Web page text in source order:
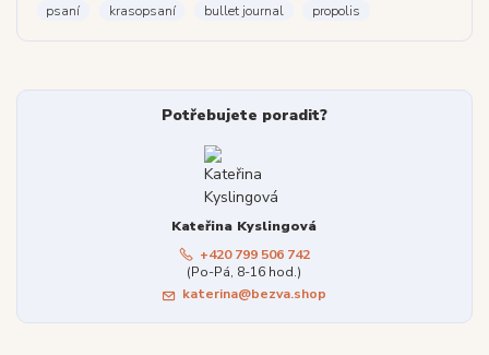
psaní
krasopsaní bullet journal propolis
Potřebujete poradit?
Kateřina Kyslingová
+420 799 506 742
(Po-Pá, 8-16 hod.)
katerina@bezva.shop